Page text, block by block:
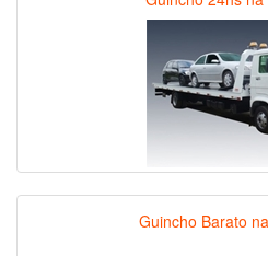
Guincho Barato